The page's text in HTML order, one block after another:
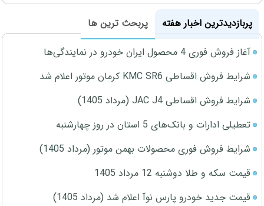
پربازدیدترین اخبار هفته
پربحث ترین ها
آغاز فروش فوری 4 محصول ایران خودرو در نمایندگی‌ها
شرایط فروش اقساطی KMC SR6 کرمان موتور اعلام شد
شرایط فروش اقساطی JAC J4 (مرداد 1405)
تعطیلی ادارات و بانک‌های 5 استان در روز چهارشنبه
شرایط فروش فوری محصولات بهمن موتور (مرداد 1405)
قیمت سکه و طلا دوشنبه 12 مرداد 1405
قیمت جدید خودرو پارس نوآ اعلام شد (مرداد 1405)